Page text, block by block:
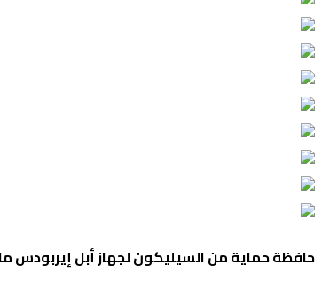
حافظة حماية من السيليكون لجهاز أبل إيربودس